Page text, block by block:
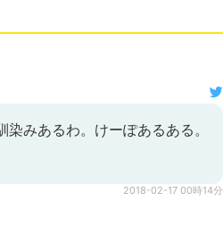
みあるわ。けーぽあるある。
2018-02-17 00時14分